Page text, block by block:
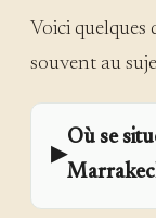
Voici quelques
souvent au
▶
Où se